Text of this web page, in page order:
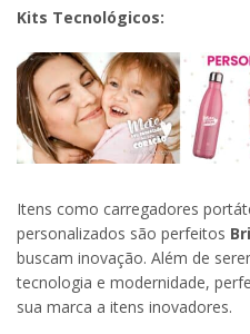
Kits Tecnológicos:
Itens como carregadores
personalizados são perfeitos
buscam inovação. Além de
tecnologia e modernidade,
sua marca a itens inovadores.